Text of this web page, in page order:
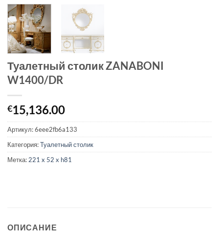
Туалетный столик ZANABONI
W1400/DR
€15,136.00
Артикул:6eee2fb6a133
Категория:Туалетный столик
Метка: 221 x 52 x h81
ОПИСАНИЕ